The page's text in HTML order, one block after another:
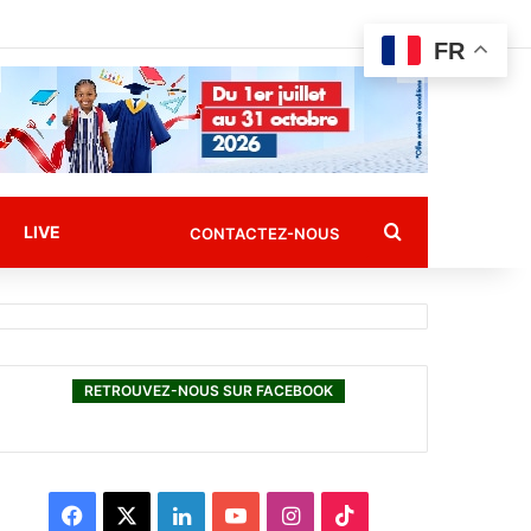
LIVE CONTACTEZ-NOUS Rechercher
RETROUVEZ-NOUS SUR FACEBOOK
L
I
FR